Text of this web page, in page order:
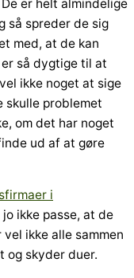
er helt almindelige
så spreder de sig
med, at de kan
så dygtige til at
ikke noget at sige
problemet
om det har noget
ud af at gøre
i
ikke passe, at de
ikke alle sammen
og skyder duer.